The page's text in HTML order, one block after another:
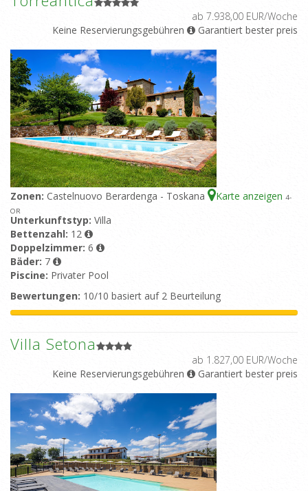
ab 7.938,00 EUR/Woche
Keine Reservierungsgebühren
Garantiert bester preis
Zonen: Castelnuovo Berardenga - Toskana Karte anzeigen 4-
OR
Unterkunftstyp: Villa
Bettenzahl: 12
Doppelzimmer: 6
Bäder: 7
Piscine: Privater Pool
Bewertungen: 10/10 basiert auf 2 Beurteilung
Villa Setona
ab 1.827,00 EUR/Woche
Keine Reservierungsgebühren
Garantiert bester preis